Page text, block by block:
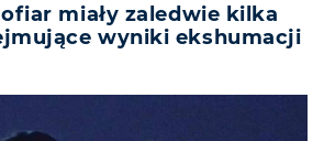
miały zaledwie kilka
wyniki ekshumacji